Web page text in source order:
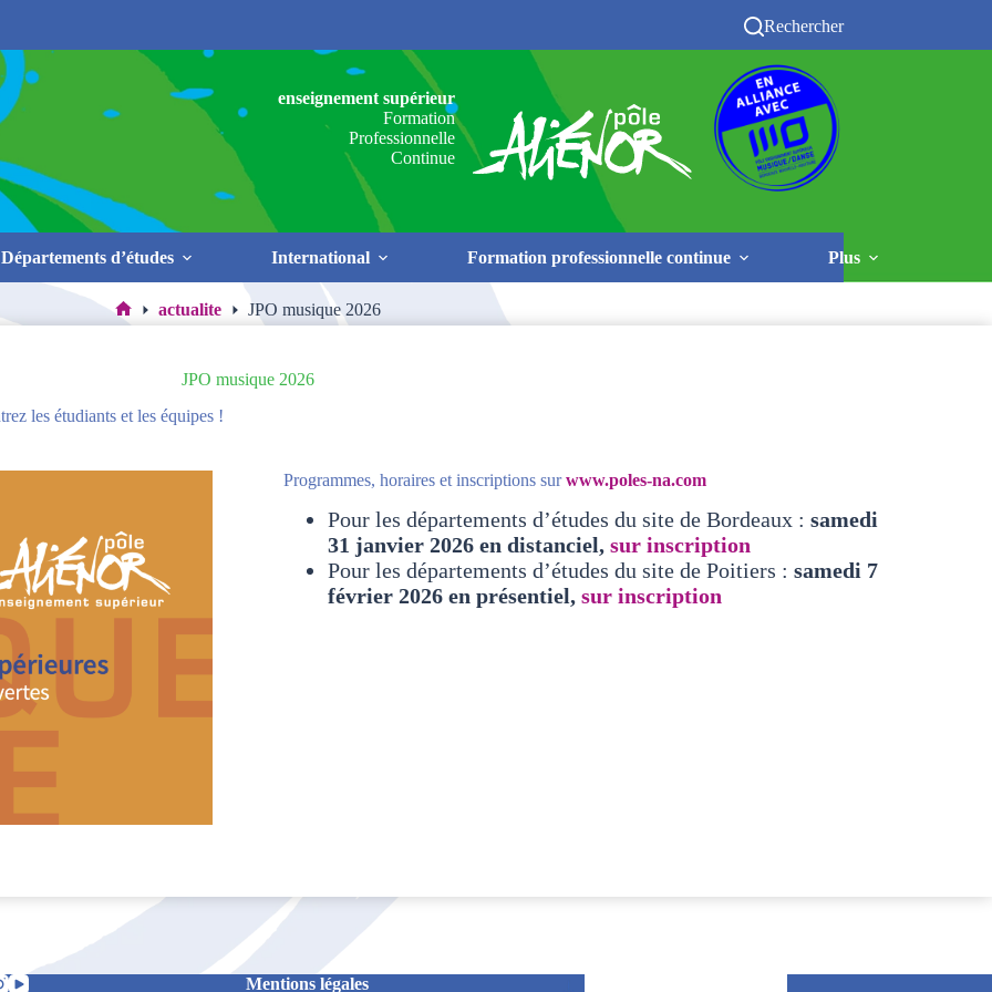
Rechercher
enseignement supérieur
Formation
Professionnelle
Continue
Départements d’études International Formation professionnelle continue Plus
Accueil
actualite JPO musique 2026
JPO musique 2026
les étudiants et les équipes !
Programmes, horaires et inscriptions surwww.poles-na.com
Pour les départements d’études du site de Bordeaux : samedi
31 janvier 2026 en distanciel, sur inscription
Pour les départements d’études du site de Poitiers : samedi 7
février 2026 en présentiel, sur inscription
Mentions légales